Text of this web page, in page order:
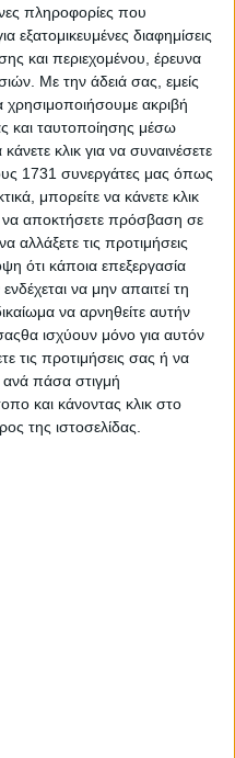
πληροφορίες που
εξατομικευμένες διαφημίσεις
και περιεχομένου, έρευνα
Με την άδειά σας, εμείς
χρησιμοποιήσουμε ακριβή
και ταυτοποίησης μέσω
κλικ για να συναινέσετε
1731 συνεργάτες μας όπως
μπορείτε να κάνετε κλικ
να αποκτήσετε πρόσβαση σε
αλλάξετε τις προτιμήσεις
ότι κάποια επεξεργασία
να μην απαιτεί τη
να αρνηθείτε αυτήν
ισχύουν μόνο για αυτόν
τις προτιμήσεις σας ή να
πάσα στιγμή
και κάνοντας κλικ στο
της ιστοσελίδας.
όχι τρεις
συνηθίσει μέχρι
τεχνολογίες για να
της οθόνης -intelligent
Mercedes- ώστε να
μπορεί να χωριστεί
GLC
,
, GLC
ΤΟ